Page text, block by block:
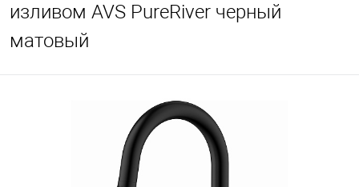
изливом AVS PureRiver черный
матовый